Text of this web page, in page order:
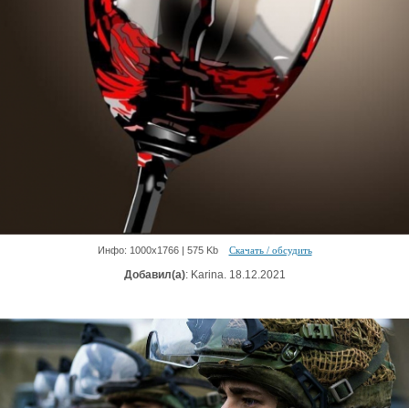
Инфо: 1000х1766 | 575 Kb Скачать / обсудить
Добавил(а): Karina. 18.12.2021